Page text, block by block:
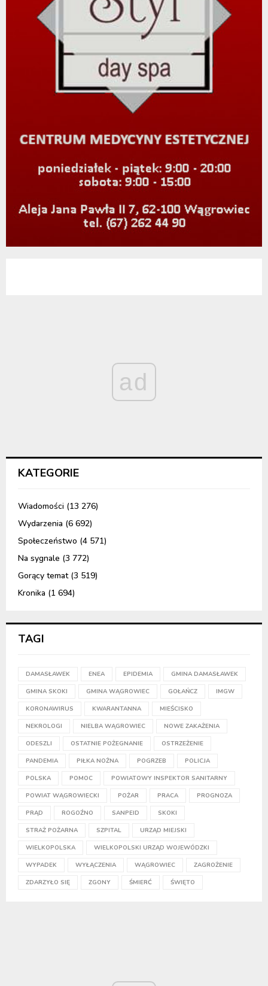
ad
KATEGORIE
Wiadomości (13 276)
Wydarzenia (6 692)
Społeczeństwo (4 571)
Na sygnale (3 772)
Gorący temat(3 519)
Kronika (1 694)
TAGI
DAMASŁAWEK ENEA EPIDEMIA GMINA DAMASŁAWEK
GMINA SKOKI GMINA WĄGROWIEC GOŁAŃCZ IMGW
KORONAWIRUS KWARANTANNA MIEŚCISKO
NEKROLOGI NIELBA WĄGROWIEC NOWE ZAKAŻENIA
ODESZLI OSTATNIE POŻEGNANIE OSTRZEŻENIE
PANDEMIA PIŁKA NOŻNA POGRZEB POLICJA
POLSKA POMOC POWIATOWY INSPEKTOR SANITARNY
POWIAT WĄGROWIECKI POŻAR PRACA PROGNOZA
PRĄD ROGOŹNO SANPEID SKOKI
STRAŻ POŻARNA SZPITAL URZĄD MIEJSKI
WIELKOPOLSKA WIELKOPOLSKI URZĄD WOJEWÓDZKI
WYPADEK WYŁĄCZENIA WĄGROWIEC ZAGROŻENIE
ZDARZYŁO SIĘ ZGONY ŚMIERĆ ŚWIĘTO